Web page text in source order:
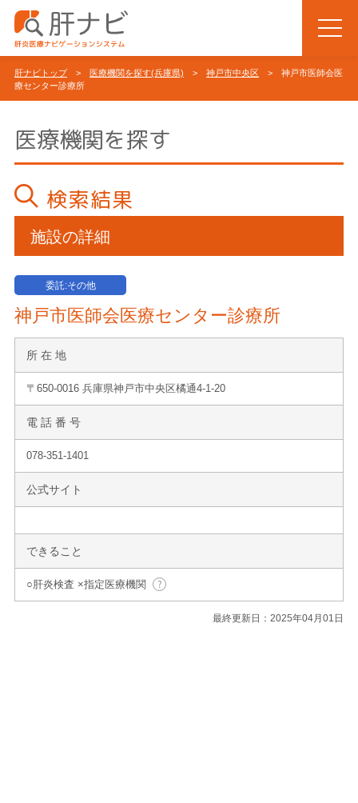
肝ナビトップ> 医療機関を探す(兵庫県) > 神戸市中央区 > 神戸市医師会医
療センター診療所
医療機関を探す
検索結果
施設の詳細
委託:その他
神戸市医師会医療センター診療所
所 在 地
〒650-0016 兵庫県神戸市中央区橘通4-1-20
電 話 番 号
078-351-1401
公式サイト
できること
○肝炎検査 ×指定医療機関
最終更新日：2025年04月01日